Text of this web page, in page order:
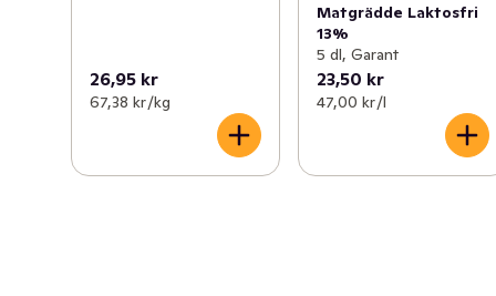
26,95 kr
67,38 kr /kg
Matgrädde Laktosfri
13%
5 dl, Garant
23,50 kr
47,00 kr /l